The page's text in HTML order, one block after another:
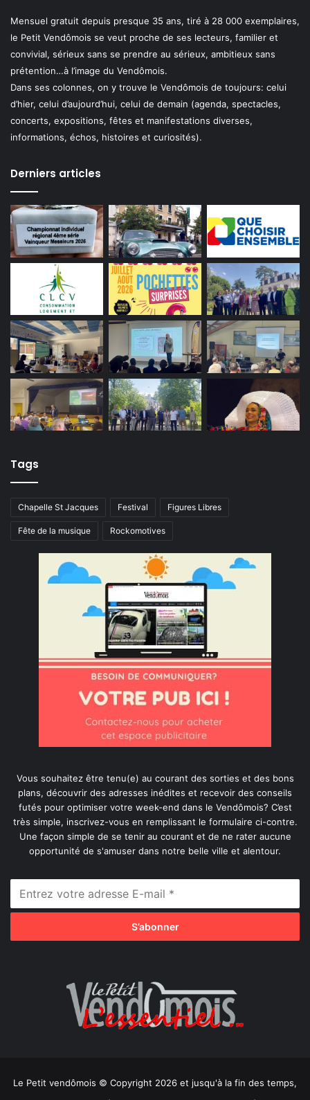
Mensuel gratuit depuis presque 35 ans, tiré à 28 000 exemplaires,
le Petit Vendômois se veut proche de ses lecteurs, familier et
convivial, sérieux sans se prendre au sérieux, ambitieux sans
prétention…à l’image du Vendômois.
Dans ses colonnes, on y trouve le Vendômois de toujours: celui
d’hier, celui d’aujourd’hui, celui de demain (agenda, spectacles,
concerts, expositions, fêtes et manifestations diverses,
informations, échos, histoires et curiosités).
Derniers articles
Tags
Chapelle St Jacques Festival Figures Libres
Fête de la musique Rockomotives
Vous souhaitez être tenu(e) au courant des sorties et des bons
plans, découvrir des adresses inédites et recevoir des conseils
futés pour optimiser votre week-end dans le Vendômois? C’est
très simple, inscrivez-vous en remplissant le formulaire ci-contre.
Une façon simple de se tenir au courant et de ne rater aucune
opportunité de s'amuser dans notre belle ville et alentour.
Le Petit vendômois © Copyright 2026 et jusqu'à la fin des temps,